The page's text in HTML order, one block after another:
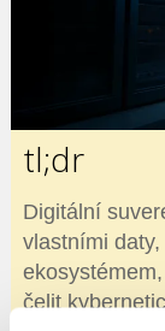
tl;dr
Digitální
vlastními
čelit